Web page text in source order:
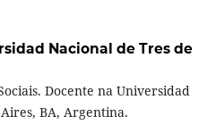
Nacional de Tres de
Docente na Universidad
BA, Argentina.